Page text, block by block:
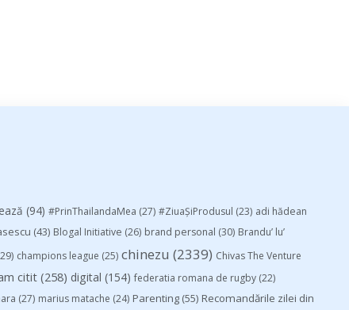
(94) #PrinThailandaMea (27) #ZiuaȘiProdusul (23) adi hădean
(43) Blogal Initiative (26) brand personal (30) Brandu’ lu’
champions league (25) chinezu (2339) Chivas The Venture
citit (258) digital (154) federatia romana de rugby (22)
(27) marius matache (24) Parenting (55) Recomandările zilei din